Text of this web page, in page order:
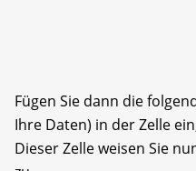
Fügen Sie dann die
Ihre Daten) in der Zelle
Dieser Zelle weisen Sie